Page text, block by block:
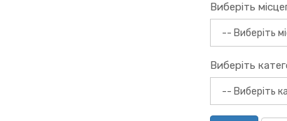
Виберіть
Виберіть